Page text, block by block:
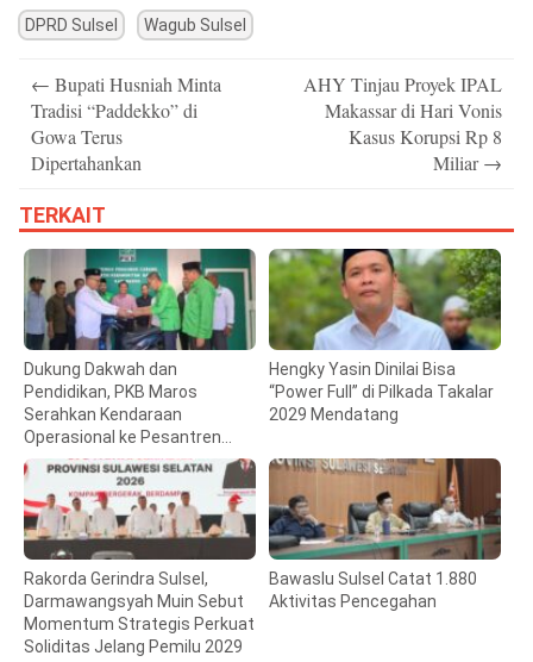
DPRD Sulsel Wagub Sulsel
navigation
← Bupati Husniah Minta
Tradisi “Paddekko” di
Gowa Terus
Dipertahankan
AHY Tinjau Proyek IPAL
Makassar di Hari Vonis
Kasus Korupsi Rp 8
Miliar→
TERKAIT
Dukung Dakwah dan
Pendidikan, PKB Maros
Serahkan Kendaraan
Operasional ke Pesantren
Hidayatullah
Hengky Yasin Dinilai Bisa
“Power Full” di Pilkada Takalar
2029 Mendatang
Rakorda Gerindra Sulsel,
Darmawangsyah Muin Sebut
Momentum Strategis Perkuat
Soliditas Jelang Pemilu 2029
Bawaslu Sulsel Catat 1.880
Aktivitas Pencegahan